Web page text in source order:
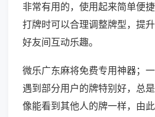
非常有用的，使用起来简单便
打牌时可以合理调整牌型，提
好友间互动乐趣。
微乐广东麻将免费专用神器；
遇到部分用户的牌特别好，总
像能看到其他人的牌一样，由